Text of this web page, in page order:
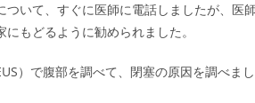
いて、すぐに医師に電話しましたが、医師
もどるように勧められました。
）で腹部を調べて、閉塞の原因を調べまし